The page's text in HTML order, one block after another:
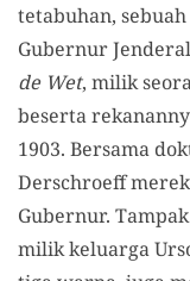
tetabuhan,
Gubernur
de Wet, milik
beserta
1903. Bersama
Derschroeff
Gubernur.
milik keluarga